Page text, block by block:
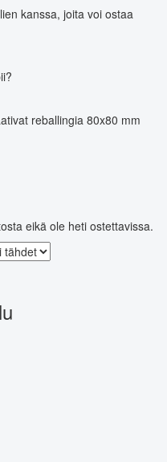
kanssa, joita voi ostaa
reballingia 80x80 mm
eikä ole heti ostettavissa.